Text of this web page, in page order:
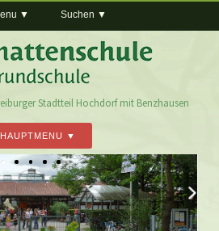
Suchen
Stadtteil Hochdorf mit Benzhausen
HAUPTMENU